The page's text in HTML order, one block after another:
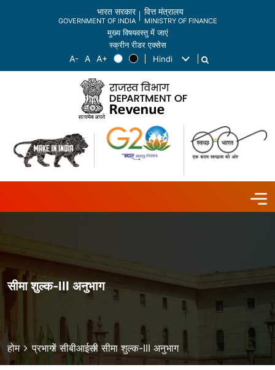
भारत सरकार
GOVERNMENT OF INDIA
वित्त मंत्रालय
MINISTRY OF FINANCE
मुख्य विषयवस्तु में जाएं
स्क्रीन रीडर एक्सेस
Hindi
List additional actions
सीमा शुल्क-III अनुभाग
Breadcrumb
होम प्रभागों सीबीआईसी सीमा शुल्क-III अनुभाग